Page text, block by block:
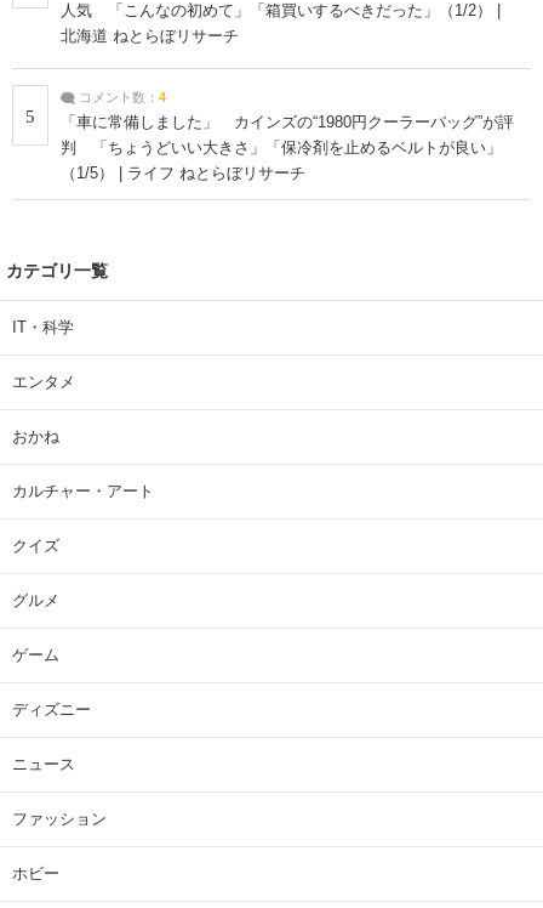
人気 「こんなの初めて」「箱買いするべきだった」（1/2） |
北海道 ねとらぼリサーチ
5
コメント数： 4
「車に常備しました」 カインズの“1980円クーラーバッグ”が評
判 「ちょうどいい大きさ」「保冷剤を止めるベルトが良い」
（1/5） | ライフ ねとらぼリサーチ
カテゴリ一覧
IT・科学
エンタメ
おかね
カルチャー・アート
クイズ
グルメ
ゲーム
ディズニー
ニュース
ファッション
ホビー